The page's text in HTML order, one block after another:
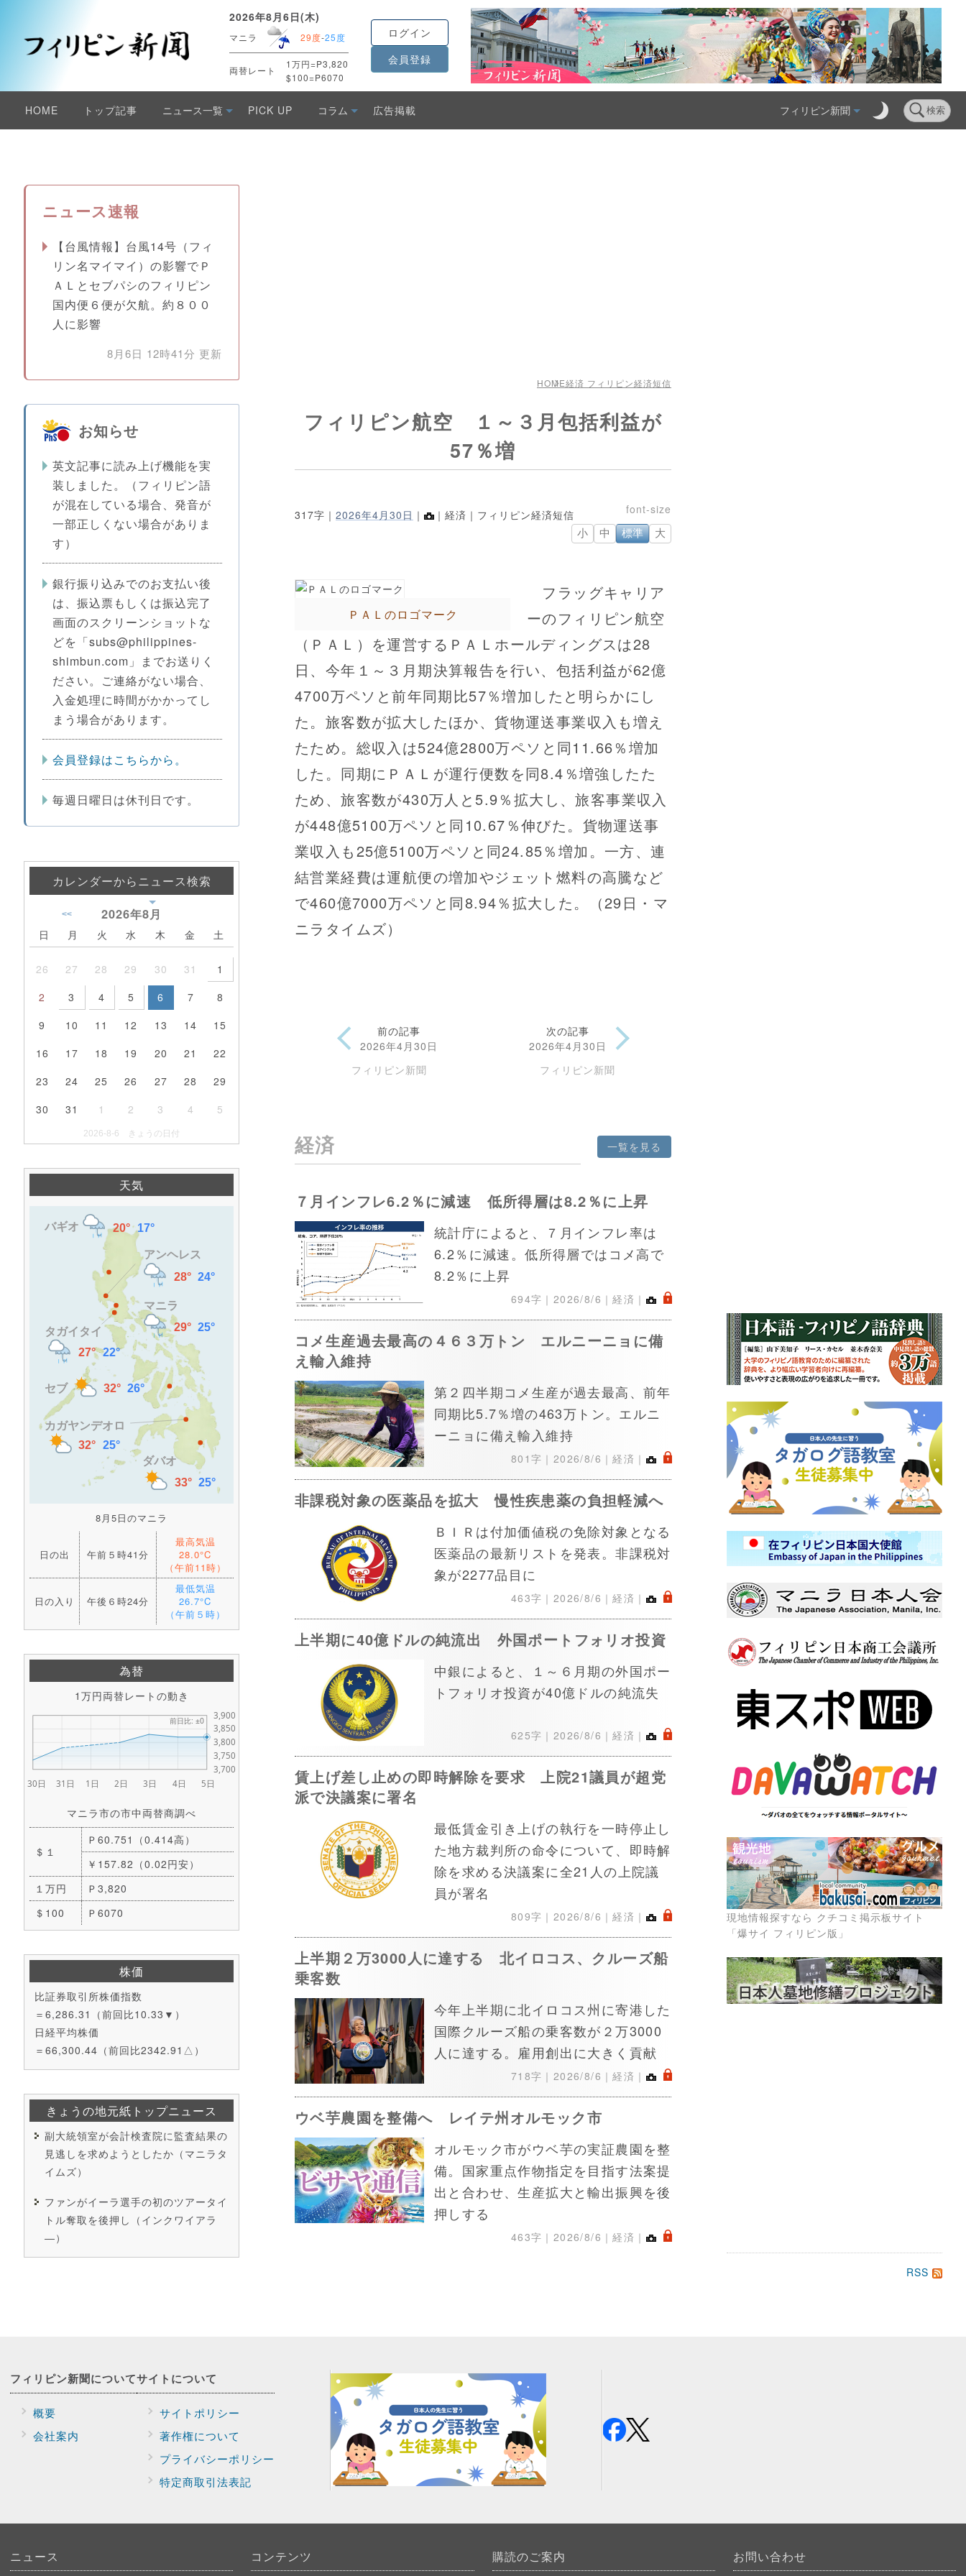
2026年8月6日(木)
マニラ 29度-25度
両替レート
1万円=P3,820
$100=P6070
ログイン
会員登録
HOME トップ記事 ニュース一覧 PICK UP コラム 広告掲載 フィリピン新聞 検索
ニュース速報
【台風情報】台風14号（フィ
リン名マイマイ）の影響でＰ
ＡＬとセブパシのフィリピン
国内便６便が欠航。約８００
人に影響
8月6日 12時41分 更新
お知らせ
英文記事に読み上げ機能を実
装しました。（フィリピン語
が混在している場合、発音が
一部正しくない場合がありま
す）
銀行振り込みでのお支払い後
は、振込票もしくは振込完了
画面のスクリーンショットな
どを「subs@philippines-
shimbun.com」までお送りく
ださい。ご連絡がない場合、
入金処理に時間がかかってし
まう場合があります。
会員登録はこちらから。
毎週日曜日は休刊日です。
カレンダーからニュース検索
2026年8月
<<
日 月 火 水 木 金 土
26 27 28 29 30 31
1
2
3 4 5 6 7
8
9
10 11 12 13 14
15
16
17 18 19 20 21
22
23
24 25 26 27 28
29
30
31 1 2 3 4 5
2026-8-6 きょうの日付
天気
8月5日のマニラ
日の出 午前５時41分
最高気温
28.0°C
（午前11時）
日の入り 午後６時24分
最低気温
26.7°C
（午前５時）
為替
1万円両替レートの動き
マニラ市の市中両替商調べ
＄１
Ｐ60.751（0.414高）
￥157.82（0.02円安）
１万円
Ｐ3,820
＄100
Ｐ6070
株価
比証券取引所株価指数
＝6,286.31（前回比10.33▼）
日経平均株価
＝66,300.44（前回比2342.91△）
きょうの地元紙トップニュース
副大統領室が会計検査院に監査結果の
見逃しを求めようとしたか（マニラタ
イムズ）
ファンがイーラ選手の初のツアータイ
トル奪取を後押し（インクワイアラ
―）
HOME経済 フィリピン経済短信
フィリピン航空 １～３月包括利益が
57％増
317字｜ 2026年4月30日 ｜ ｜経済｜フィリピン経済短信
小 中 標準 大
ＰＡＬのロゴマーク
フラッグキャリア
ーのフィリピン航空
（ＰＡＬ）を運営するＰＡＬホールディングスは28
日、今年１～３月期決算報告を行い、包括利益が62億
4700万ペソと前年同期比57％増加したと明らかにし
た。旅客数が拡大したほか、貨物運送事業収入も増え
たため。総収入は524億2800万ペソと同11.66％増加
した。同期にＰＡＬが運行便数を同8.4％増強したた
ため、旅客数が430万人と5.9％拡大し、旅客事業収入
が448億5100万ペソと同10.67％伸びた。貨物運送事
業収入も25億5100万ペソと同24.85％増加。一方、連
結営業経費は運航便の増加やジェット燃料の高騰など
で460億7000万ペソと同8.94％拡大した。（29日・マ
ニラタイムズ）
前の記事
2026年4月30日
フィリピン新聞
次の記事
2026年4月30日
フィリピン新聞
経済 一覧を見る
７月インフレ6.2％に減速 低所得層は8.2％に上昇
統計庁によると、７月インフレ率は
6.2％に減速。低所得層ではコメ高で
8.2％に上昇
694字｜ 2026/8/6 ｜経済｜ .
コメ生産過去最高の４６３万トン エルニーニョに備
え輸入維持
第２四半期コメ生産が過去最高、前年
同期比5.7％増の463万トン。エルニ
ーニョに備え輸入維持
801字｜ 2026/8/6 ｜経済｜ .
非課税対象の医薬品を拡大 慢性疾患薬の負担軽減へ
ＢＩＲは付加価値税の免除対象となる
医薬品の最新リストを発表。非課税対
象が2277品目に
463字｜ 2026/8/6 ｜経済｜ .
上半期に40億ドルの純流出 外国ポートフォリオ投資
中銀によると、１～６月期の外国ポー
トフォリオ投資が40億ドルの純流失
625字｜ 2026/8/6 ｜経済｜ .
賃上げ差し止めの即時解除を要求 上院21議員が超党
派で決議案に署名
最低賃金引き上げの執行を一時停止し
た地方裁判所の命令について、即時解
除を求める決議案に全21人の上院議
員が署名
809字｜ 2026/8/6 ｜経済｜ .
上半期２万3000人に達する 北イロコス、クルーズ船
乗客数
今年上半期に北イロコス州に寄港した
国際クルーズ船の乗客数が２万3000
人に達する。雇用創出に大きく貢献
718字｜ 2026/8/6 ｜経済｜ .
ウベ芋農園を整備へ レイテ州オルモック市
オルモック市がウベ芋の実証農園を整
備。国家重点作物指定を目指す法案提
出と合わせ、生産拡大と輸出振興を後
押しする
463字｜ 2026/8/6 ｜経済｜ .
現地情報探すなら クチコミ掲示板サイト
「爆サイ フィリピン版」
RSS
フィリピン新聞について
概要
会社案内
サイトについて
サイトポリシー
著作権について
プライバシーポリシー
特定商取引法表記
ニュース コンテンツ 購読のご案内 お問い合わせ